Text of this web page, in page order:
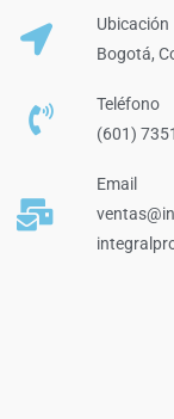
Ubicación
Bogotá,
Teléfono
(601)
Email